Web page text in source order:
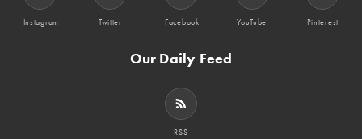
Instagram Twitter Facebook YouTube Pinterest
Our Daily Feed
RSS